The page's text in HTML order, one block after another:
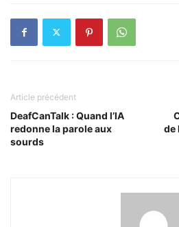
Article précédent
DeafCanTalk : Quand l’IA
redonne la parole aux
sourds
de